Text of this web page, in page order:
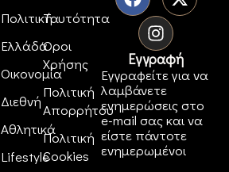
Πολιτική
Ελλάδα
Οικονομία
Διεθνή
Αθλητικά
Lifestyle
Ταυτότητα
Όροι
Χρήσης
Πολιτική
Απορρήτου
Πολιτική
Cookies
Εγγραφή
Εγγραφείτε για να
λαμβάνετε
ενημερώσεις στο
e-mail σας και να
είστε πάντοτε
ενημερωμένοι